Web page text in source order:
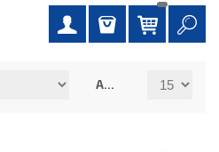
Afficher :